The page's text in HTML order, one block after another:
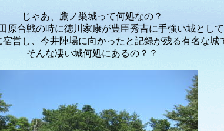
じゃあ、鷹ノ巣城って何処なの？
原合戦の時に徳川家康が豊臣秀吉に手強い城とし
営し、今井陣場に向かったと記録が残る有名な城
そんな凄い城何処にあるの？？